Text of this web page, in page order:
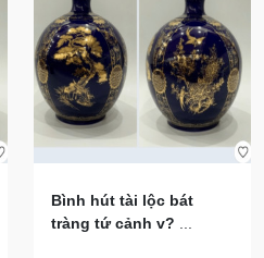
Bình hút tài lộc bát
tràng tứ cảnh v?